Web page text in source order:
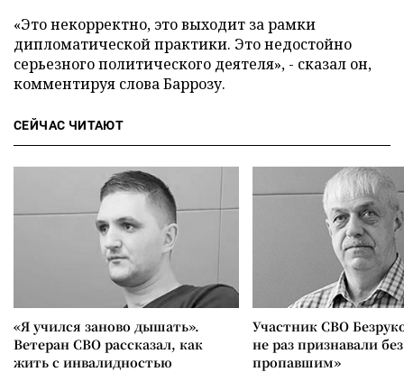
«Это некорректно, это выходит за рамки
дипломатической практики. Это недостойно
серьезного политического деятеля», - сказал он,
комментируя слова Баррозу.
СЕЙЧАС ЧИТАЮТ
«Я учился заново дышать».
Ветеран СВО рассказал, как
жить с инвалидностью
Участник СВО
не раз признавали
пропавшим»